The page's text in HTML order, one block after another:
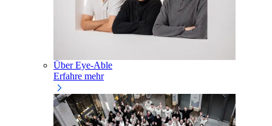
Über Eye-Able
Erfahre mehr